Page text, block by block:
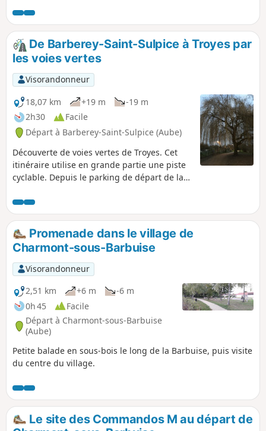
départ de la vélovoie des Lacs à Saint-Julien-les-Villas, à
l'extrémité du Canal de Saint-Julien.
De Barberey-Saint-Sulpice à Troyes par
les voies vertes
Visorandonneur
18,07 km
+19 m
-19 m
2h30
Facile
Départ à Barberey-Saint-Sulpice (Aube)
Découverte de voies vertes de Troyes. Cet
itinéraire utilise en grande partie une piste
cyclable. Depuis le parking de départ de la
Barberey, il permet de rejoindre le début de
la voie verte des Viennes.
Promenade dans le village de
Charmont-sous-Barbuise
Visorandonneur
2,51 km
+6 m
-6 m
0h 45
Facile
Départ à Charmont-sous-Barbuise
(Aube)
Petite balade en sous-bois le long de la Barbuise, puis visite
du centre du village.
Le site des Commandos M au départ de